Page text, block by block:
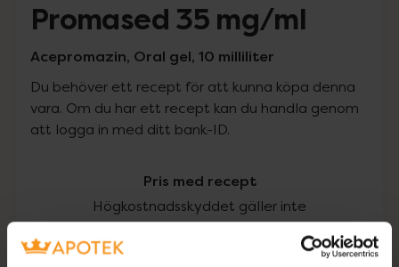
Promased 35 mg/ml
Acepromazin, Oral gel, 10 milliliter
Du behöver ett recept för att kunna köpa denna
vara. Om du har ett recept kan du handla genom
att logga in med ditt bank-ID.
Pris med recept
Högkostnadsskyddet gäller inte